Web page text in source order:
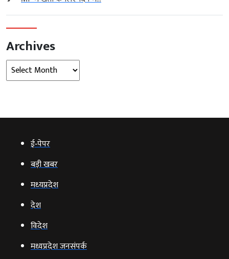
Archives
Archives
ई‑पेपर
बड़ी खबर
मध्‍यप्रदेश
देश
विदेश
मध्यप्रदेश जनसंपर्क